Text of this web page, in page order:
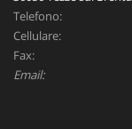
Telefono:
Cellulare:
Fax:
Email: